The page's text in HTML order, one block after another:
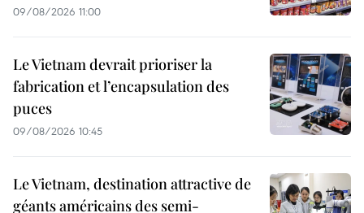
09/08/2026 11:00
Le Vietnam devrait prioriser la
fabrication et l’encapsulation des
puces
09/08/2026 10:45
Le Vietnam, destination attractive de
géants américains des semi-